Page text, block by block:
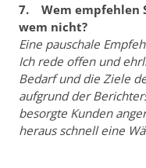
7. Wem empfehlen
wem nicht?
Eine pauschale
Ich rede offen und
Bedarf und die Ziele
aufgrund der
besorgte Kunden
heraus schnell eine